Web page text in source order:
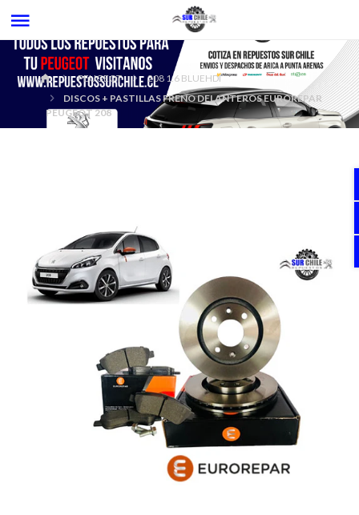
PEUGEOT
208 1.6 BLUEHDI
DISCOS + PASTILLAS FRENO DELANTEROS EUROREPAR
PEUGEOT 208